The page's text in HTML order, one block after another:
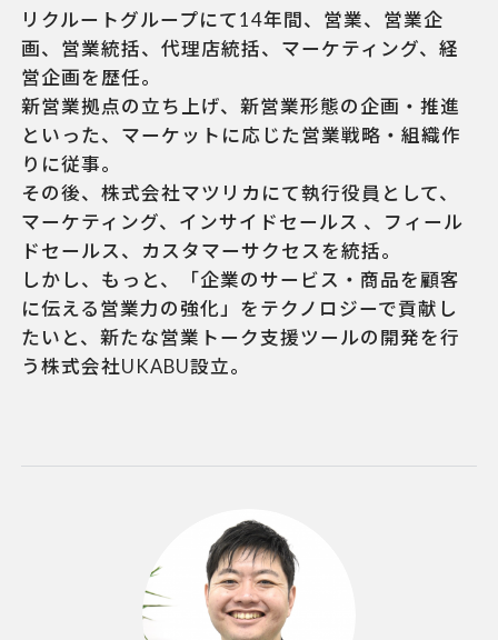
リクルートグループにて14年間、営業、営業企
画、営業統括、代理店統括、マーケティング、経
営企画を歴任。
新営業拠点の立ち上げ、新営業形態の企画・推進
といった、マーケットに応じた営業戦略・組織作
りに従事。
その後、株式会社マツリカにて執行役員として、
マーケティング、インサイドセールス 、フィール
ドセールス、カスタマーサクセスを統括。
しかし、もっと、「企業のサービス・商品を顧客
に伝える営業力の強化」をテクノロジーで貢献し
たいと、新たな営業トーク支援ツールの開発を行
う株式会社UKABU設立。